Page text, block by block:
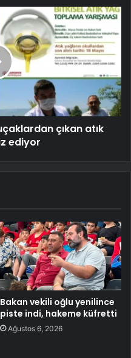
çıkan atık
ediyor
Bakan vekili oğlu yenilince
piste indi, hakeme küfretti
Ağustos 6, 2026